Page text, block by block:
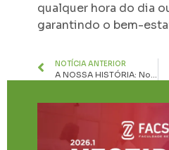
qualquer hora do dia
garantindo o bem-
NOTÍCIA ANTERIOR
A NOSSA HISTÓRIA: No Palco do “Sete Dias”! (II)